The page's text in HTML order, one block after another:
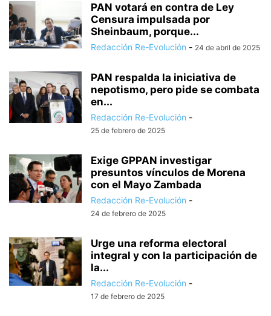
PAN votará en contra de Ley
Censura impulsada por
Sheinbaum, porque...
Redacción Re-Evolución - 24 de abril de 2025
PAN respalda la iniciativa de
nepotismo, pero pide se combata
en...
Redacción Re-Evolución -
25 de febrero de 2025
Exige GPPAN investigar
presuntos vínculos de Morena
con el Mayo Zambada
Redacción Re-Evolución -
24 de febrero de 2025
Urge una reforma electoral
integral y con la participación de
la...
Redacción Re-Evolución -
17 de febrero de 2025